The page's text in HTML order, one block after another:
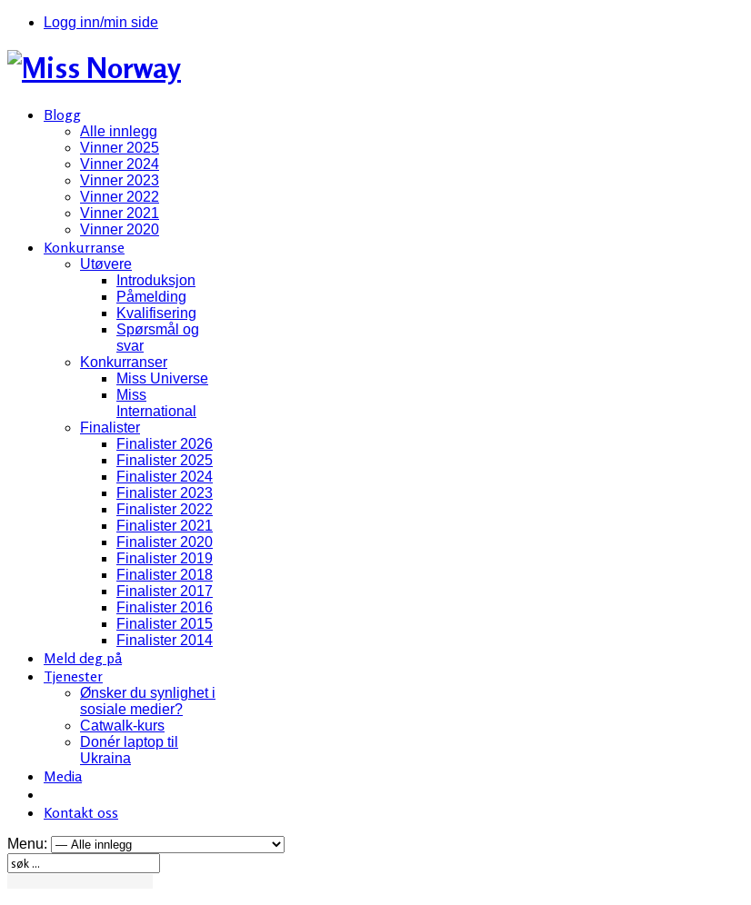
Logg inn/min side
Blogg
Alle innlegg
Vinner 2025
Vinner 2024
Vinner 2023
Vinner 2022
Vinner 2021
Vinner 2020
Konkurranse
Utøvere
Introduksjon
Påmelding
Kvalifisering
Spørsmål og
svar
Konkurranser
Miss Universe
Miss
International
Finalister
Finalister 2026
Finalister 2025
Finalister 2024
Finalister 2023
Finalister 2022
Finalister 2021
Finalister 2020
Finalister 2019
Finalister 2018
Finalister 2017
Finalister 2016
Finalister 2015
Finalister 2014
Meld deg på
Tjenester
Ønsker du synlighet i
sosiale medier?
Catwalk-kurs
Donér laptop til
Ukraina
Media
Kontakt oss
Menu: